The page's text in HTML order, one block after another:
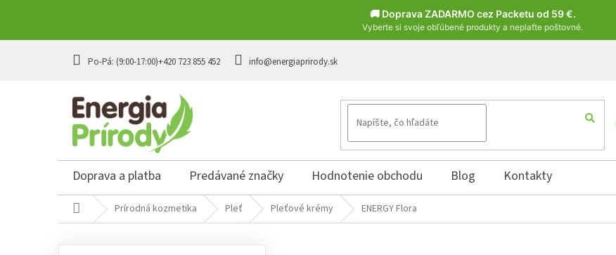
🚚 Doprava ZADARMO cez Packetu od 59 €.
Vyberte si svoje obľúbené produkty a neplaťte poštovné.
+420 723 855 452 info@energiaprirody.sk
Doprava a platba Predávané značky Hodnotenie obchodu Blog Kontakty
DomovPrírodná kozmetika Pleť Pleťové krémy ENERGY Flora
o